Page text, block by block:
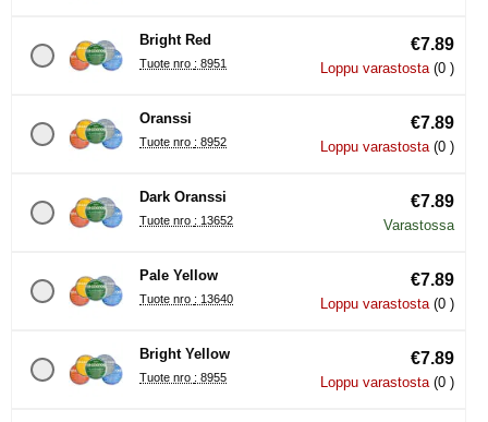
Bright Red
Tuote nro : 8951
€7.89
Loppu varastosta (0 )
Oranssi
Tuote nro : 8952
€7.89
Loppu varastosta (0 )
Dark Oranssi
Tuote nro : 13652
€7.89
Varastossa
Pale Yellow
Tuote nro : 13640
€7.89
Loppu varastosta (0 )
Bright Yellow
Tuote nro : 8955
€7.89
Loppu varastosta (0 )